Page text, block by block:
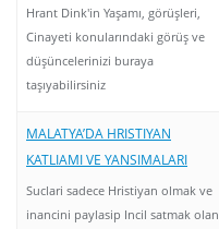
Hrant Dink'in Yaşamı, görüşleri,
Cinayeti konularındaki görüş ve
düşüncelerinizi buraya
taşıyabilirsiniz
MALATYA’DA HRISTIYAN
KATLIAMI VE YANSIMALARI
Suclari sadece Hristiyan olmak ve
inancini paylasip Incil satmak olan